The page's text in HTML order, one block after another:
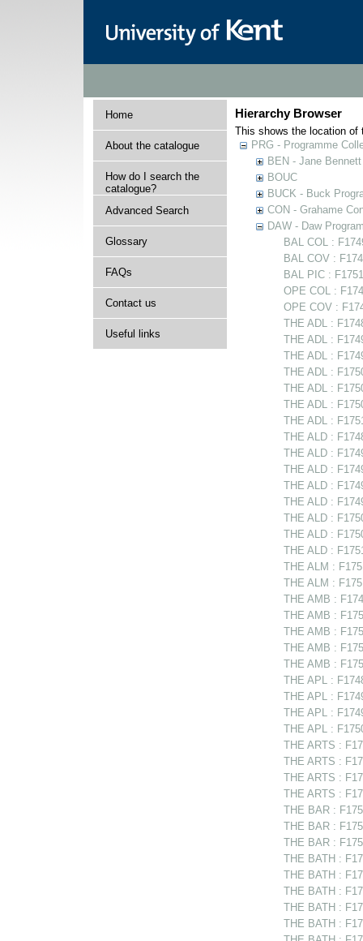
Home
About the catalogue
How do I search the
catalogue?
Advanced Search
Glossary
FAQs
Contact us
Useful links
Hierarchy Browser
This shows the location of
PRG - Programme
BEN - Jane
BOUC
BUCK - Buck
CON - Grahame
DAW - Daw
BAL COL :
BAL COV :
BAL PIC :
OPE COL :
OPE COV :
THE ADL :
THE ADL :
THE ADL :
THE ADL :
THE ADL :
THE ADL :
THE ADL :
THE ALD :
THE ALD :
THE ALD :
THE ALD :
THE ALD :
THE ALD :
THE ALD :
THE ALD :
THE ALM :
THE ALM :
THE AMB :
THE AMB :
THE AMB :
THE AMB :
THE AMB :
THE APL :
THE APL :
THE APL :
THE APL :
THE ARTS :
THE ARTS :
THE ARTS :
THE ARTS :
THE BAR :
THE BAR :
THE BAR :
THE BATH :
THE BATH :
THE BATH :
THE BATH :
THE BATH :